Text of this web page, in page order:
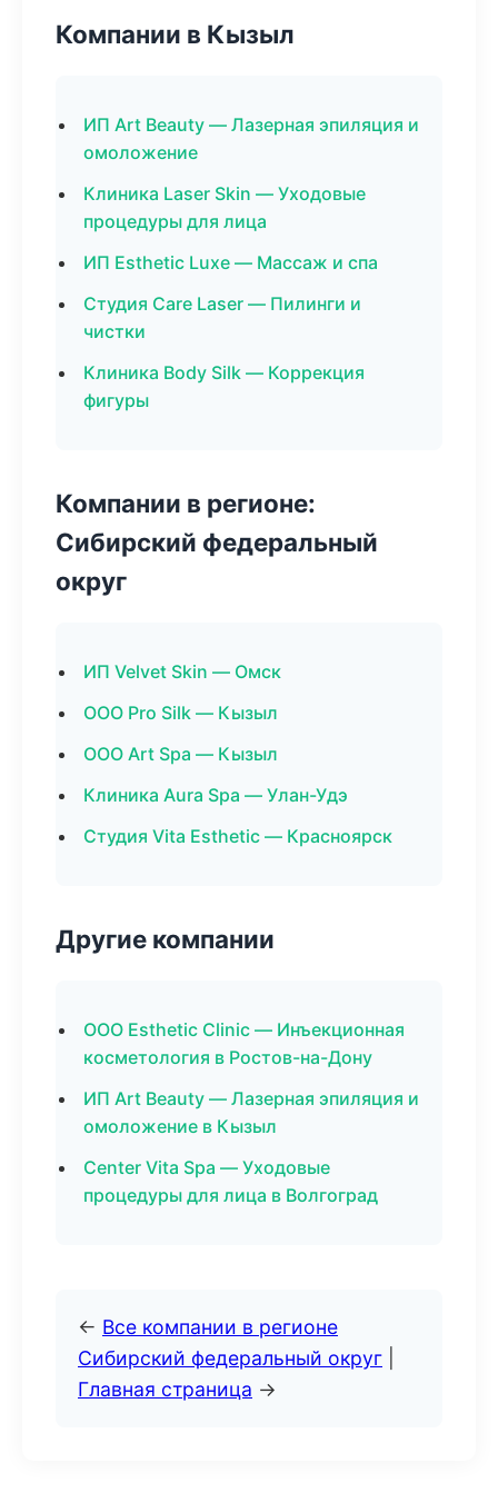
Компании в Кызыл
ИП Art Beauty — Лазерная эпиляция и
омоложение
Клиника Laser Skin — Уходовые
процедуры для лица
ИП Esthetic Luxe — Массаж и спа
Студия Care Laser — Пилинги и
чистки
Клиника Body Silk — Коррекция
фигуры
Компании в регионе:
Сибирский федеральный
округ
ИП Velvet Skin — Омск
ООО Pro Silk — Кызыл
ООО Art Spa — Кызыл
Клиника Aura Spa — Улан-Удэ
Студия Vita Esthetic — Красноярск
Другие компании
ООО Esthetic Clinic — Инъекционная
косметология в Ростов-на-Дону
ИП Art Beauty — Лазерная эпиляция и
омоложение в Кызыл
Center Vita Spa — Уходовые
процедуры для лица в Волгоград
← Все компании в регионе
Сибирский федеральный округ
Главная страница →